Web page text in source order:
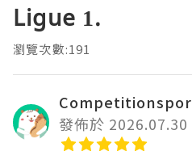
Ligue 1.
瀏覽次數:191
Competitionspor
發佈於 2026.07.30